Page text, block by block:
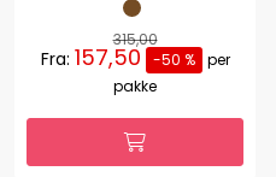
315,00
Fra: 157,50 -50 %
per
pakke